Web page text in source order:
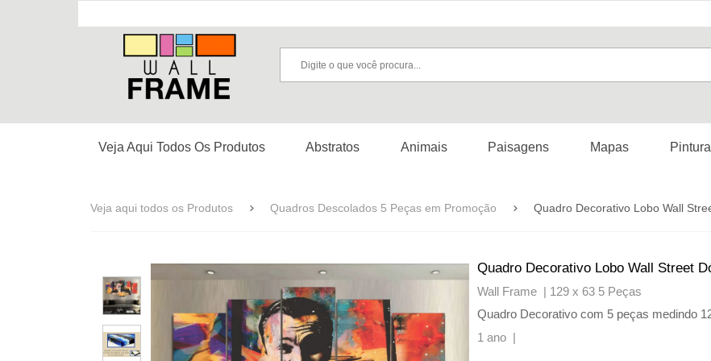
Veja Aqui Todos Os Produtos Abstratos Animais Paisagens Mapas
Veja aqui todos os Produtos Quadros Descolados 5 Peças em Promoção Quadro Decorativo Lobo Wall
Quadro Decorativo Lobo Wall Street
Wall Frame | 129 x 63 5 Peças
Quadro Decorativo com 5 peças medindo
1 ano |